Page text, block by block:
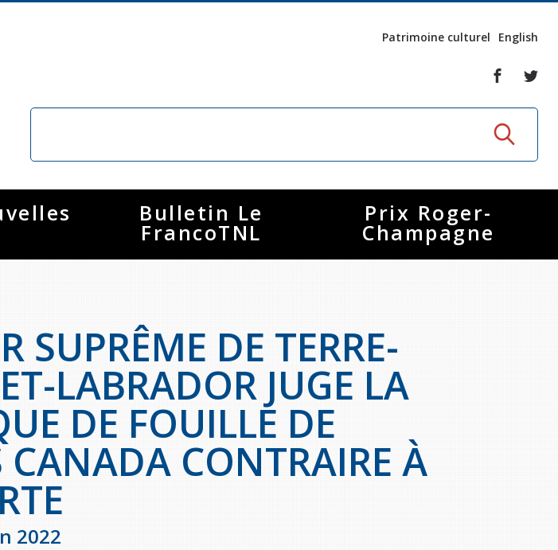
Patrimoine culturel English
Bulletin Le
FrancoTNL
Prix Roger-
Champagne
SUPRÊME DE TERRE-
LABRADOR JUGE LA
DE FOUILLE DE
CANADA CONTRAIRE À
2022